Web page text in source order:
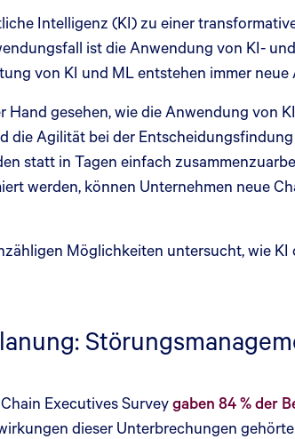
Intelligenz (KI) zu einer
ist die Anwendung von KI-
von KI und ML entstehen immer
Hand gesehen, wie die Anwendung
die Agilität bei der
statt in Tagen einfach
werden, können Unternehmen neue
Möglichkeiten untersucht, wie
Executives Surveygaben 84 % der
dieser Unterbrechungen